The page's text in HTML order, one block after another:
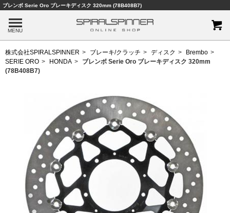
ブレンボ Serie Oro ブレーキディスク 320mm (78B408B7)
MENU
株式会社SPIRALSPINNER ブレーキ/クラッチ ディスク
Brembo
SERIE ORO
HONDA
ブレンボ Serie Oro ブレーキディスク 320mm
(78B408B7)